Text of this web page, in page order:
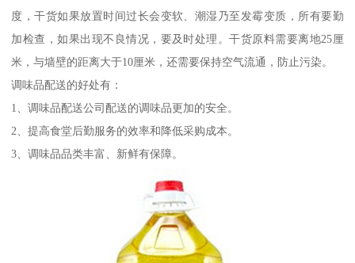
度，干货如果放置时间过长会变软、潮湿乃至发霉变质，所有要勤
加检查，如果出现不良情况，要及时处理。干货原料需要离地25厘
米，与墙壁的距离大于10厘米，还需要保持空气流通，防止污染。
调味品配送的好处有：
1、调味品配送公司配送的调味品更加的安全。
2、提高食堂后勤服务的效率和降低采购成本。
3、调味品品类丰富、新鲜有保障。